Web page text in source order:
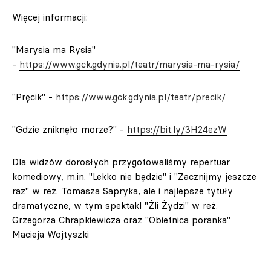
Więcej informacji:
"Marysia ma Rysia"
- https://www.gck.gdynia.pl/teatr/marysia-ma-rysia/
"Pręcik" - https://www.gck.gdynia.pl/teatr/precik/
"Gdzie zniknęło morze?" - https://bit.ly/3H24ezW
Dla widzów dorosłych przygotowaliśmy repertuar
komediowy, m.in. "Lekko nie będzie" i "Zacznijmy jeszcze
raz" w reż. Tomasza Sapryka, ale i najlepsze tytuły
dramatyczne, w tym spektakl "Źli Żydzi" w reż.
Grzegorza Chrapkiewicza oraz "Obietnica poranka"
Macieja Wojtyszki